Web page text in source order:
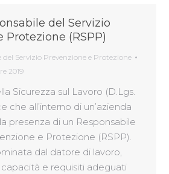
del Servizio
Protezione (RSPP)
Servizio Prevenzione e Protezione
2019
Sicurezza sul Lavoro (D.Lgs.
che all’interno di un’azienda
presenza di un Responsabile
e Protezione (RSPP).
dal datore di lavoro,
e requisiti adeguati